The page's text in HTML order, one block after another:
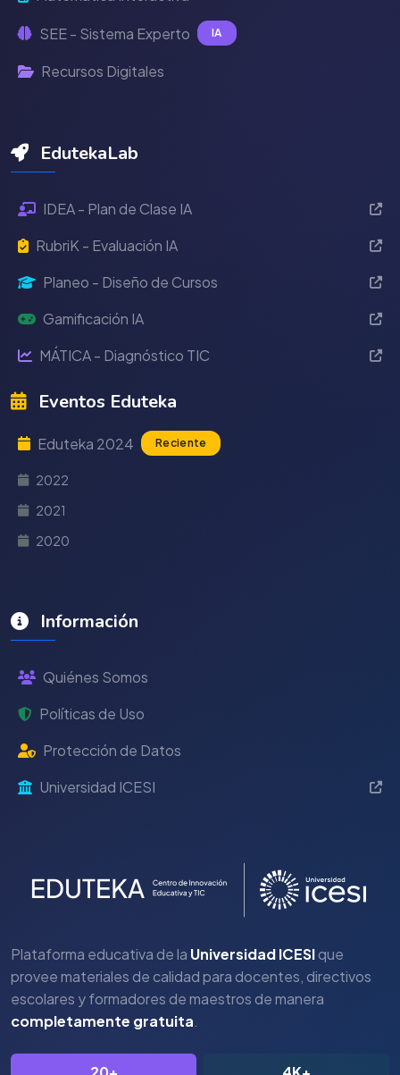
SEE - Sistema Experto IA
Recursos Digitales
EdutekaLab
IDEA - Plan de Clase IA
RubriK - Evaluación IA
Planeo - Diseño de Cursos
Gamificación IA
MÁTICA - Diagnóstico TIC
Eventos Eduteka
Eduteka 2024 Reciente
2022
2021
2020
Información
Quiénes Somos
Políticas de Uso
Protección de Datos
Universidad ICESI
Plataforma educativa de la Universidad ICESIque
provee materiales de calidad para docentes, directivos
escolares y formadores de maestros de manera
completamente gratuita.